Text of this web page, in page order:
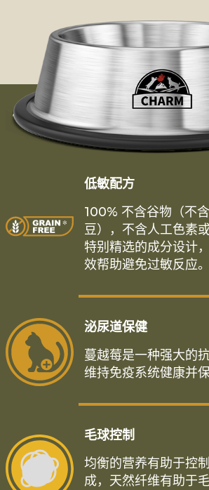
低敏配方
100% 不含谷物（不
豆），不含人工色素
特别精选的成分设计
效帮助避免过敏反应。
泌尿道保健
蔓越莓是一种强大的
维持免疫系统健康并
毛球控制
均衡的营养有助于控
成，天然纤维有助于